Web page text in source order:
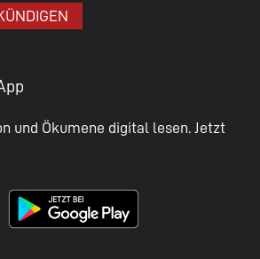
und Ökumene digital lesen. Jetzt